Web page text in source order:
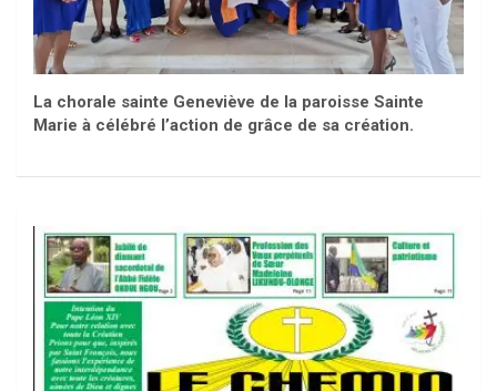
La chorale sainte Geneviève de la paroisse Sainte
Marie à célébré l’action de grâce de sa création.